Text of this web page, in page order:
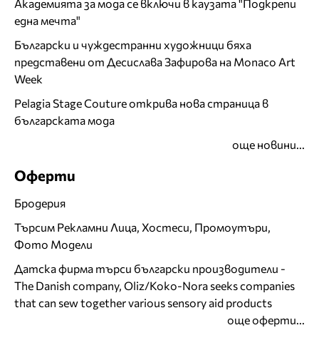
Академията за мода се включи в каузата "Подкрепи
една мечта"
Български и чуждестранни художници бяха
представени от Десислава Зафирова на Monaco Art
Week
Pelagia Stage Couture открива нова страница в
българската мода
още новини...
Оферти
Бродерия
Търсим Рекламни Лица, Хостеси, Промоутъри,
Фото Модели
Датска фирма търси български производители -
The Danish company, Oliz/Koko-Nora seeks companies
that can sew together various sensory aid products
още оферти...